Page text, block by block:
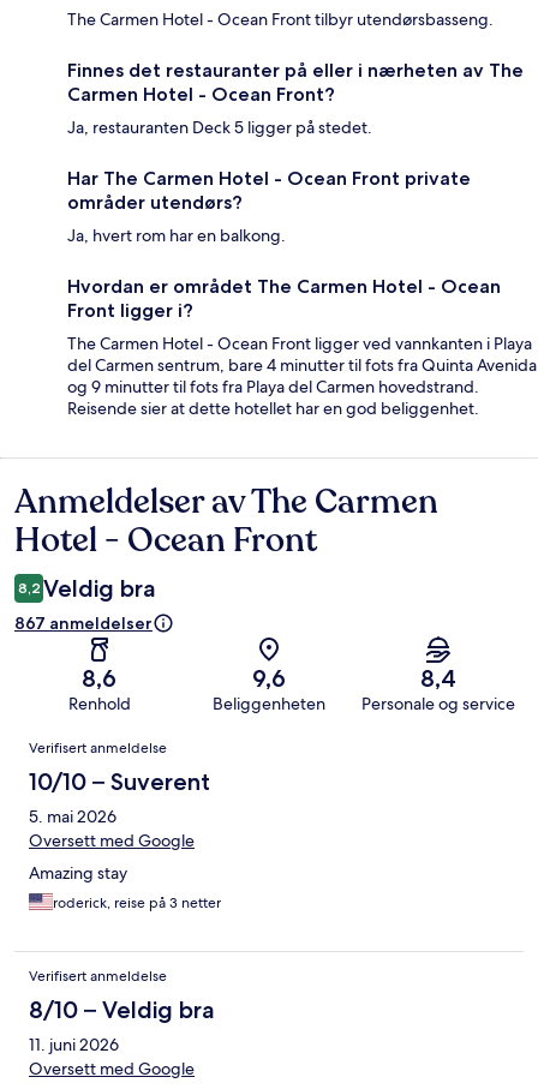
The Carmen Hotel - Ocean Front tilbyr utendørsbasseng.
Finnes det restauranter på eller i nærheten av The
Carmen Hotel - Ocean Front?
Ja, restauranten Deck 5 ligger på stedet.
Har The Carmen Hotel - Ocean Front private
områder utendørs?
Ja, hvert rom har en balkong.
Hvordan er området The Carmen Hotel - Ocean
Front ligger i?
The Carmen Hotel - Ocean Front ligger ved vannkanten i Playa
del Carmen sentrum, bare 4 minutter til fots fra Quinta Avenida
og 9 minutter til fots fra Playa del Carmen hovedstrand.
Reisende sier at dette hotellet har en god beliggenhet.
Anmeldelser
Anmeldelser av The Carmen
Hotel - Ocean Front
8,2 Veldig bra
867 anmeldelser
8,6
Renhold
9,6
Beliggenheten
8,4
Personale og service
Anmeldelser
Verifisert anmeldelse
10/10 – Suverent
5. mai 2026
Oversett med Google
Amazing stay
roderick, reise på 3 netter
Verifisert anmeldelse
8/10 – Veldig bra
11. juni 2026
Oversett med Google